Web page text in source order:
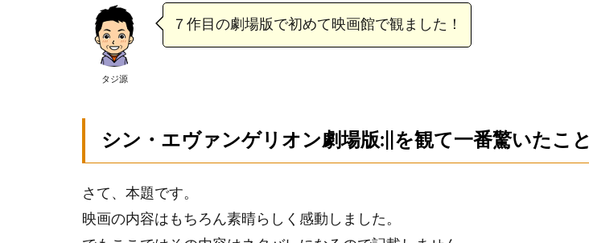
タジ源
７作目の劇場版で初めて映画館で観ました！
シン・エヴァンゲリオン劇場版:||を観て一番驚いたこと
さて、本題です。
映画の内容はもちろん素晴らしく感動しました。